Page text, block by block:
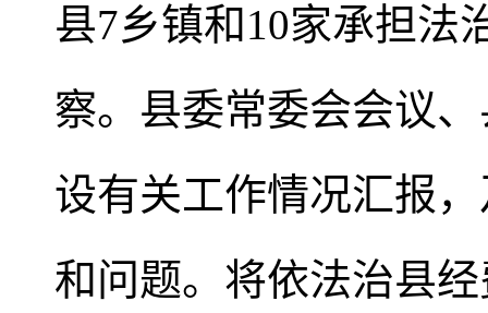
县7乡镇和10家承担法
察。县委常委会会议
设有关工作情况汇报
和问题。将依法治县